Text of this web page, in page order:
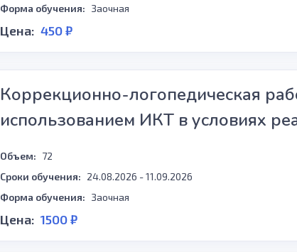
Форма обучения: Заочная
Цена: 450 ₽
Коррекционно-логопедическая
использованием ИКТ в условиях
Объем: 72
Сроки обучения: 24.08.2026 - 11.09.2026
Форма обучения: Заочная
Цена: 1500 ₽